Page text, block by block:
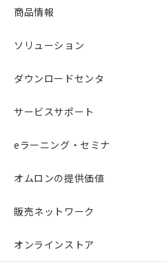
商品情報
ソリューション
ダウンロードセンタ
サービスサポート
eラーニング・セミナ
オムロンの提供価値
販売ネットワーク
オンラインストア